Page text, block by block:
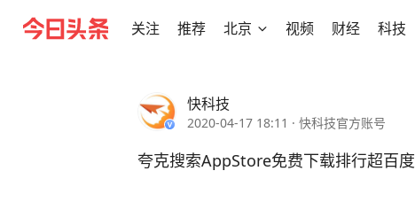
关注 推荐 北京 视频 财经 科技
快科技
2020-04-17 18:11 · 快科技官方账号
夸克搜索AppStore免费下载排行超百度